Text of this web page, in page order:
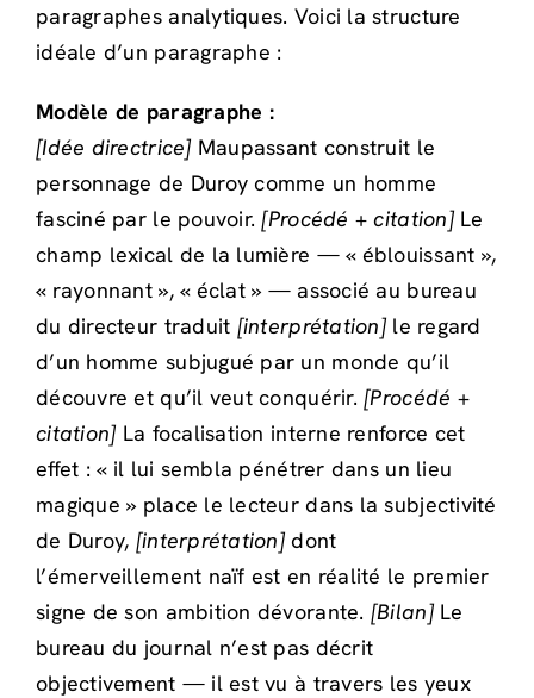
paragraphes analytiques. Voici la structure
idéale d’un paragraphe :
Modèle de paragraphe :
[Idée directrice] Maupassant construit le
personnage de Duroy comme un homme
fasciné par le pouvoir.[Procédé + citation]Le
champ lexical de la lumière — « éblouissant »,
« rayonnant », « éclat » — associé au bureau
du directeur traduit [interprétation] le regard
d’un homme subjugué par un monde qu’il
découvre et qu’il veut conquérir.[Procédé +
citation] La focalisation interne renforce cet
effet : « il lui sembla pénétrer dans un lieu
magique » place le lecteur dans la subjectivité
de Duroy, [interprétation] dont
l’émerveillement naïf est en réalité le premier
signe de son ambition dévorante. [Bilan]Le
bureau du journal n’est pas décrit
objectivement — il est vu à travers les yeux